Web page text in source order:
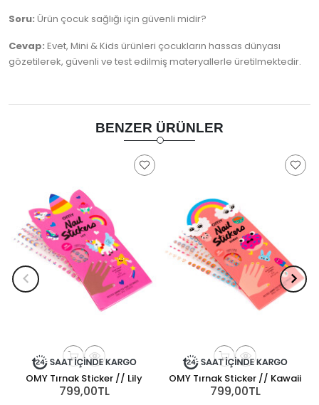
Soru: Ürün çocuk sağlığı için güvenli midir?
Cevap: Evet, Mini & Kids ürünleri çocukların hassas dünyası
gözetilerek, güvenli ve test edilmiş materyallerle üretilmektedir.
BENZER ÜRÜNLER
OMY Tırnak Sticker // Lily
799,00TL
OMY Tırnak Sticker // Kawaii
799,00TL